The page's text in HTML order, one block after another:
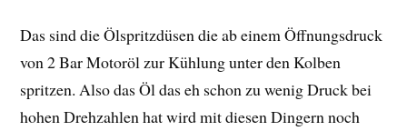
Das sind die Ölspritzdüsen die ab einem Öffnungsdruck
von 2 Bar Motoröl zur Kühlung unter den Kolben
spritzen. Also das Öl das eh schon zu wenig Druck bei
hohen Drehzahlen hat wird mit diesen Dingern noch